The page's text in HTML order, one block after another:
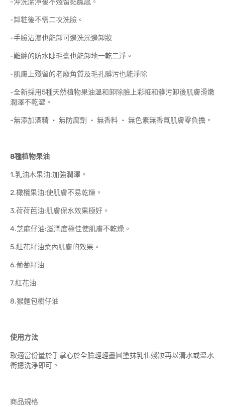
-沖洗潔淨後不殘留黏膩感。
-卸粧後不需二次洗臉。
-手臉沾濕也能卸可邊洗澡邊卸妝
-難纏的防水睫毛膏也能卸地一乾二淨。
-肌膚上殘留的老廢角質及毛孔髒污也能淨除
-全新採用5種天然植物果油溫和卸除臉上彩粧和髒污卸後肌膚滑嫩
潤澤不乾澀。
-無添加酒精 ‧ 無防腐劑 ‧ 無香料 ‧ 無色素無香氣肌膚零負擔。
8種植物果油
1.乳油木果油:加強潤澤。
2.橄欖果油:使肌膚不易乾燥。
3.荷荷芭油:肌膚保水效果極好。
4.芝麻仔油:滋潤度極佳使肌膚不乾燥。
5.紅花籽油柔內肌膚的效果。
6.葡萄籽油
7.紅花油
8.猴麵包樹仔油
使用方法
取適當份量於手掌心於全臉輕輕畫圓塗抹乳化殘妝再以清水或溫水
衝摁洗淨即可。
商品規格